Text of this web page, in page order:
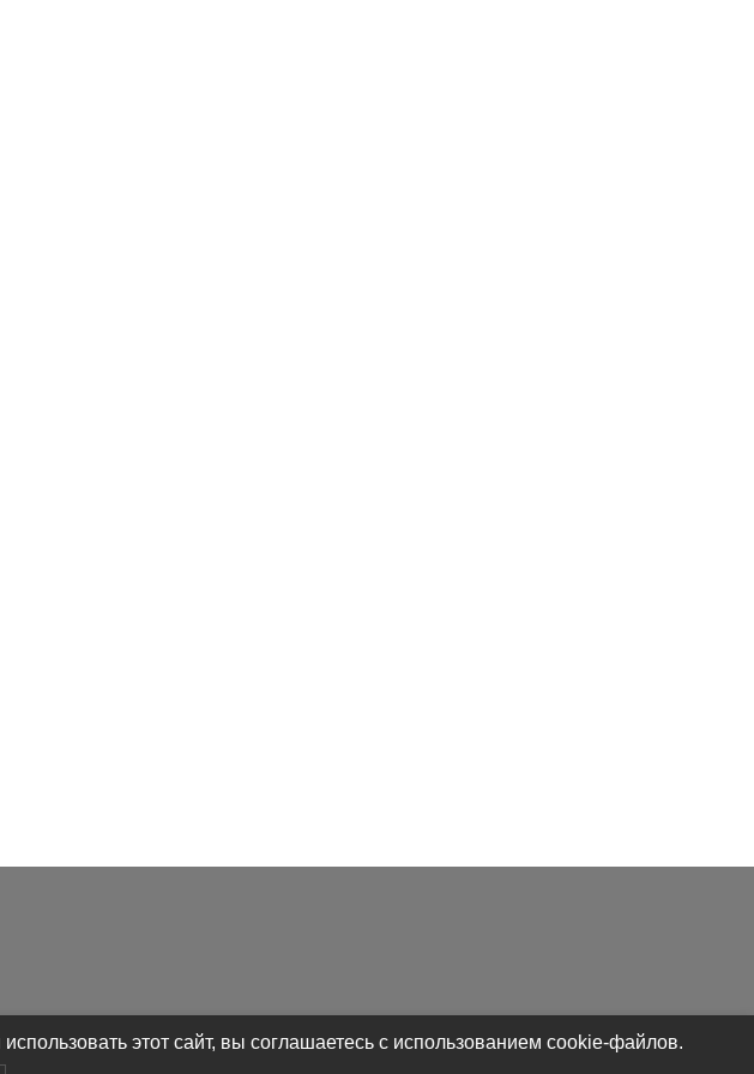
этот сайт, вы соглашаетесь с использованием cookie-файлов.